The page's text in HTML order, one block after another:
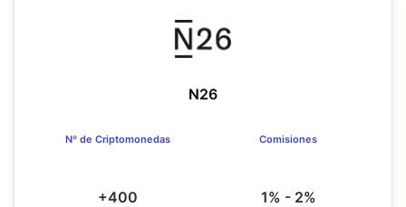
N26
Nº de Criptomonedas
+400
Comisiones
1% - 2%